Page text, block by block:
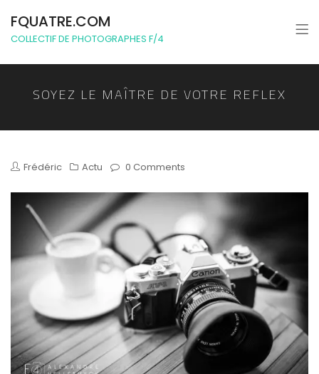
FQUATRE.COM
COLLECTIF DE PHOTOGRAPHES F/4
SOYEZ LE MAÎTRE DE VOTRE REFLEX
Frédéric Actu 0 Comments